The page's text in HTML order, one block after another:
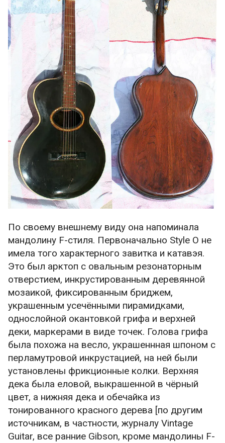
По своему внешнему виду она напоминала
мандолину F-стиля. Первоначально Style O не
имела того характерного завитка и катавэя.
Это был арктоп с овальным резонаторным
отверстием, инкрустированным деревянной
мозаикой, фиксированным бриджем,
украшенным усечёнными пирамидками,
однослойной окантовкой грифа и верхней
деки, маркерами в виде точек. Голова грифа
была похожа на весло, украшеннная шпоном с
перламутровой инкрустацией, на ней были
установлены фрикционные колки. Верхняя
дека была еловой, выкрашенной в чёрный
цвет, а нижняя дека и обечайка из
тонированного красного дерева [по другим
источникам, в частности, журналу Vintage
Guitar, все ранние Gibson, кроме мандолины F-